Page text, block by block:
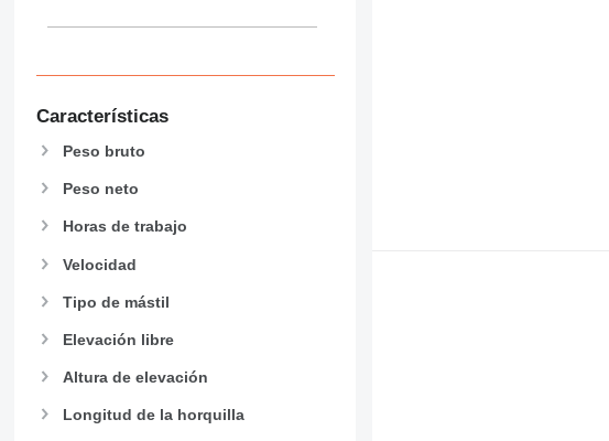
Características
Peso bruto
Peso neto
Horas de trabajo
Velocidad
Tipo de mástil
Elevación libre
Altura de elevación
Longitud de la horquilla